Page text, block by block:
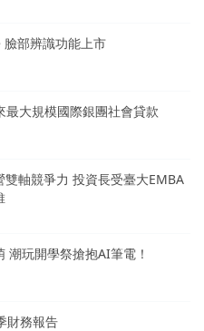
部辨識功能上市
最大規模國際銀團社會貸款
軸競爭力 投資長受臺大EMBA
潮玩開學祭搶抱AI筆電！
財務報告